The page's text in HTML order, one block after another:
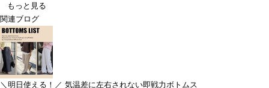
もっと見る
関連ブログ
＼明日使える！／ 気温差に左右されない即戦力ボトムス